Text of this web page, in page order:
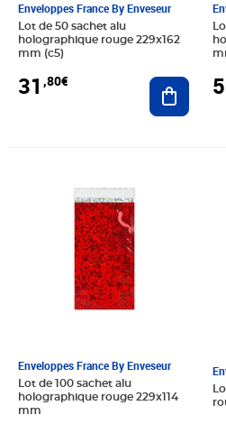
Enveloppes France By Enveseur
Lot de 50 sachet alu
holographique rouge 229x162
mm (c5)
31 ,80€ Ajouter
Enveloppes France By Enveseur
Lot de 100 sachet alu
holographique rouge 229x114
mm